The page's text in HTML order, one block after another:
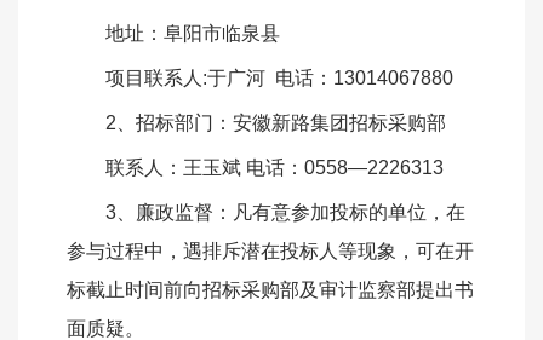
地址：阜阳市临泉县
项目联系人 :于广河 电话：13014067880
2、招标部门：安徽新路集团招标采购部
联系人：王玉斌 电话：0558—2226313
3、廉政监督：凡有意参加投标的单位，在
参与过程中，遇排斥潜在投标人等现象，可在开
标截止时间前向招标采购部及审计监察部提出书
面质疑。